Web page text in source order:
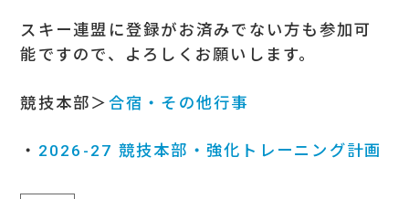
スキー連盟に登録がお済みでない方も参加可
能ですので、よろしくお願いします。
競技本部＞ 合宿・その他行事
・ 2026-27 競技本部・強化トレーニング計画